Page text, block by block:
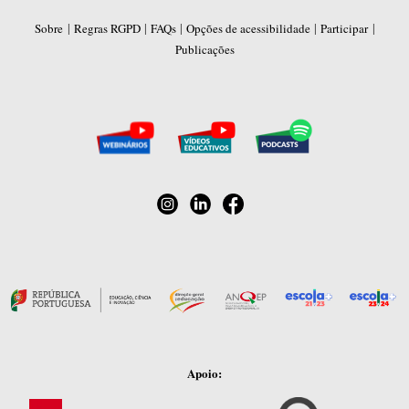
Sobre | Regras RGPD| FAQs| Opções de acessibilidade| Participar|
Publicações
Apoio: